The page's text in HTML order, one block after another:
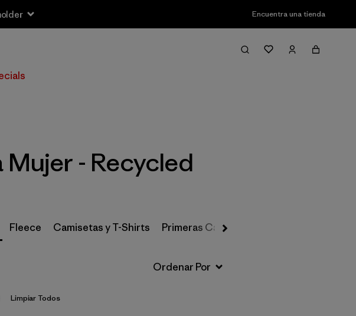
Encuentra una tienda
Filter & Sort
Mujer - Recycled
Fleece Camisetas y T-Shirts Primeras Capas, Calcetines y Ropa
Limpiar Todos